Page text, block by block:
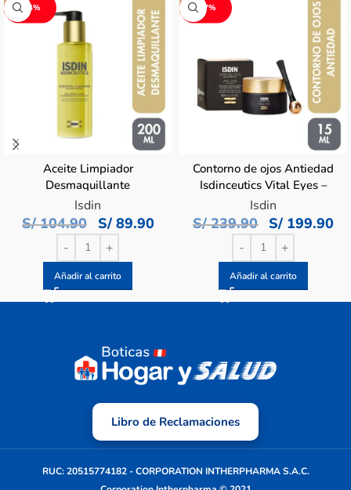
-14%
Aceite Limpiador
Desmaquillante
Isdinceutics Essential
Cleansing – Frasco 200 ML
Isdin
S/104.90 S/89.90
Añadir al carrito
-17%
Contorno de ojos Antiedad
Isdinceutics Vital Eyes –
Pote 15 ML
Isdin
S/239.90 S/ 199.90
Añadir al carrito
Libro de Reclamaciones
RUC: 20515774182 - CORPORATION INTHERPHARMA S.A.C.